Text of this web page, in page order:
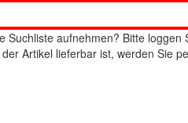
Suchliste aufnehmen? Bitte loggen
Artikel lieferbar ist, werden Sie